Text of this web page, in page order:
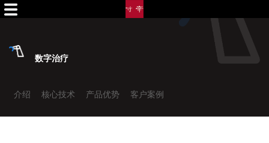
数字治疗
介绍 核心技术 产品优势 客户案例